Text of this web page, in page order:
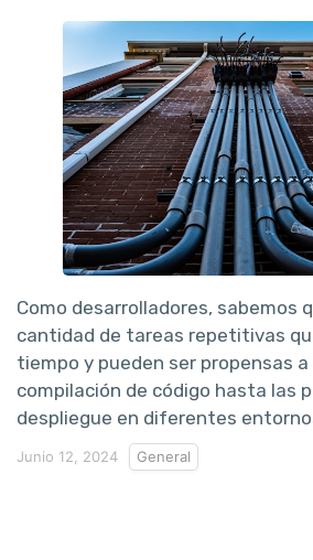
Como desarrolladores, sabemos
cantidad de tareas repetitivas
tiempo y pueden ser propensas a
compilación de código hasta las
despliegue en diferentes
Junio 12, 2024 General